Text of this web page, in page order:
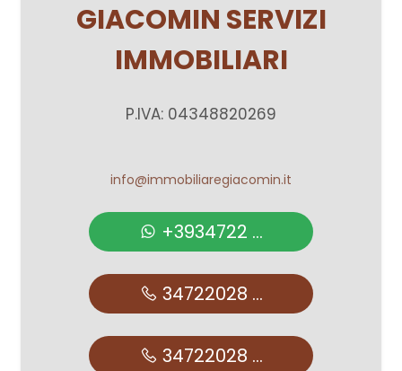
GIACOMIN SERVIZI
IMMOBILIARI
P.IVA: 04348820269
info@immobiliaregiacomin.it
+3934722 ...
34722028 ...
34722028 ...